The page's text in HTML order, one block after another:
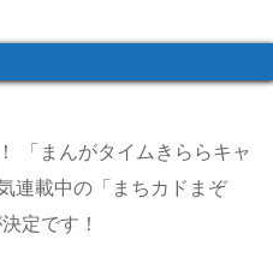
「まんがタイムきららキャ
連載中の「まちカドまぞ
定です！